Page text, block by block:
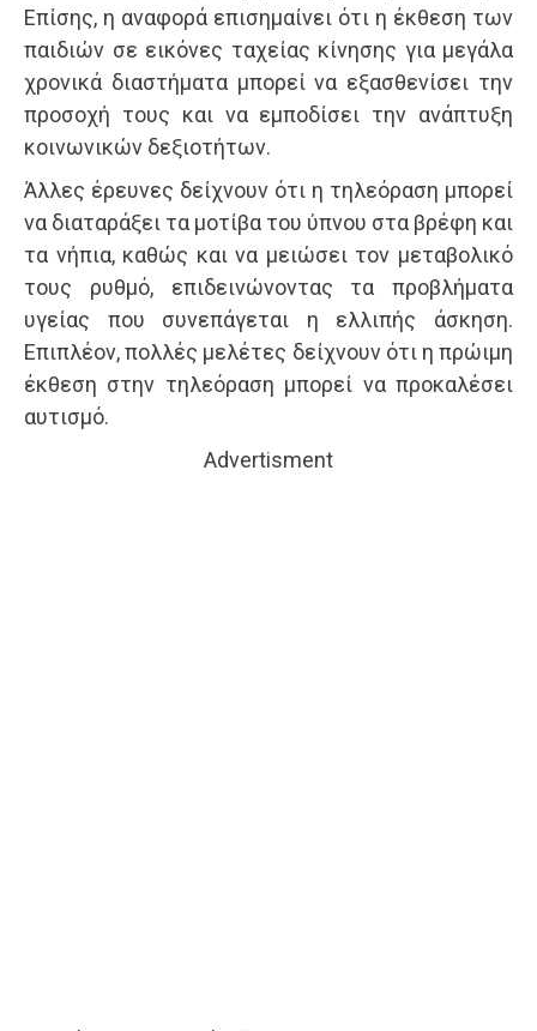
Επίσης, η αναφορά επισημαίνει ότι η έκθεση των
παιδιών σε εικόνες ταχείας κίνησης για μεγάλα
χρονικά διαστήματα μπορεί να εξασθενίσει την
προσοχή τους και να εμποδίσει την ανάπτυξη
κοινωνικών δεξιοτήτων.
Άλλες έρευνες δείχνουν ότι η τηλεόραση μπορεί
να διαταράξει τα μοτίβα του ύπνου στα βρέφη και
τα νήπια, καθώς και να μειώσει τον μεταβολικό
τους ρυθμό, επιδεινώνοντας τα προβλήματα
υγείας που συνεπάγεται η ελλιπής άσκηση.
Επιπλέον, πολλές μελέτες δείχνουν ότι η πρώιμη
έκθεση στην τηλεόραση μπορεί να προκαλέσει
αυτισμό.
Advertisment